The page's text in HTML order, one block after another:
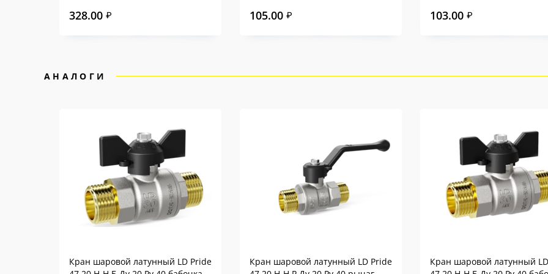
328.00 ₽ 105.00 ₽ 103.00 ₽
АНАЛОГИ
Кран шаровой латунный LD Pride
Кран шаровой латунный LD Pride
Кран шаровой латунный